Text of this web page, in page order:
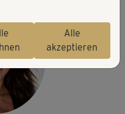
Alle
akzeptieren